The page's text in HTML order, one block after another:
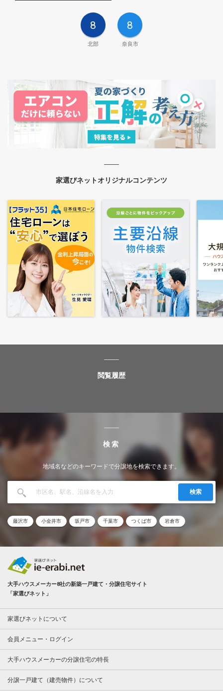
8
北部
8
奈良市
家選びネットオリジナルコンテンツ
閲覧履歴
検索
地域名などのキーワードで分譲地を検索できます。
検索
藤沢市 小金井市 坂戸市 千葉市 つくば市 岩倉市
大手ハウスメーカー8社の新築一戸建て・分譲住宅サイト
「家選びネット」
家選びネットについて
会員メニュー・ログイン
大手ハウスメーカーの分譲住宅の特長
分譲一戸建て（建売物件）について